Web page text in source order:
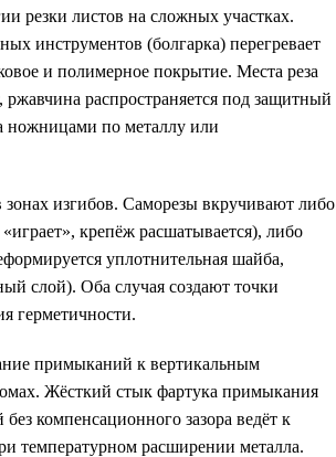
резки листов на сложных участках.
инструментов (болгарка) перегревает
и полимерное покрытие. Места реза
распространяется под защитный
ножницами по металлу или
изгибов. Саморезы вкручивают либо
крепёж расшатывается), либо
уплотнительная шайба,
слой). Оба случая создают точки
герметичности.
примыканий к вертикальным
Жёсткий стык фартука примыкания
компенсационного зазора ведёт к
температурном расширении металла.